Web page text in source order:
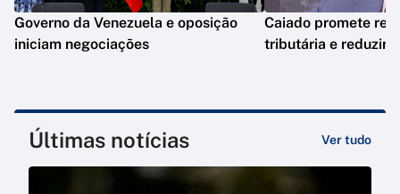
Governo da Venezuela e oposição
iniciam negociações
Caiado promete
tributária e reduzir
Últimas notícias Ver tudo